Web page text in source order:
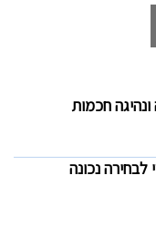
חכמות
נכונה